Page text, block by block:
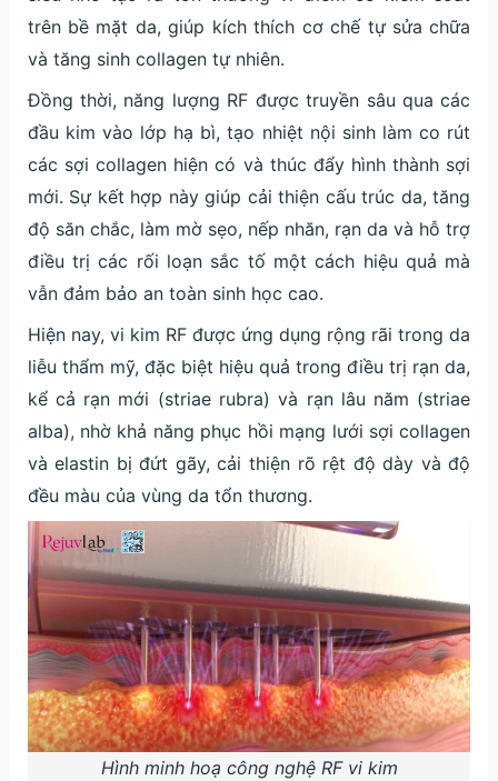
trên bề mặt da, giúp kích thích cơ chế tự sửa chữa
và tăng sinh collagen tự nhiên.
Đồng thời, năng lượng RF được truyền sâu qua các
đầu kim vào lớp hạ bì, tạo nhiệt nội sinh làm co rút
các sợi collagen hiện có và thúc đẩy hình thành sợi
mới. Sự kết hợp này giúp cải thiện cấu trúc da, tăng
độ săn chắc, làm mờ sẹo, nếp nhăn, rạn da và hỗ trợ
điều trị các rối loạn sắc tố một cách hiệu quả mà
vẫn đảm bảo an toàn sinh học cao.
Hiện nay, vi kim RF được ứng dụng rộng rãi trong da
liễu thẩm mỹ, đặc biệt hiệu quả trong điều trị rạn da,
kể cả rạn mới (striae rubra) và rạn lâu năm (striae
alba), nhờ khả năng phục hồi mạng lưới sợi collagen
và elastin bị đứt gãy, cải thiện rõ rệt độ dày và độ
đều màu của vùng da tổn thương.
Hình minh hoạ công nghệ RF vi kim